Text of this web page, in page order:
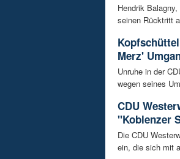
Hendrik
seinen Rücktritt
Merz'
Unruhe in der
wegen seines
CDU
"Koblenzer
Die CDU
ein, die sich mit